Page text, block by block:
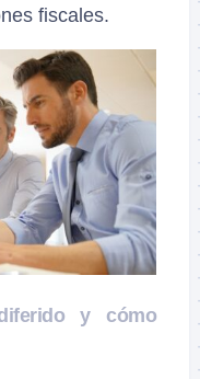
fiscales.
y cómo